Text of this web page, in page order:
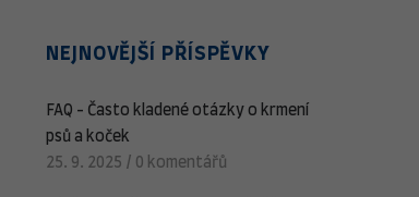
NEJNOVĚJŠÍ PŘÍSPĚVKY
FAQ - Často kladené otázky o krmení
psů a koček
25. 9. 2025 / 0 komentářů